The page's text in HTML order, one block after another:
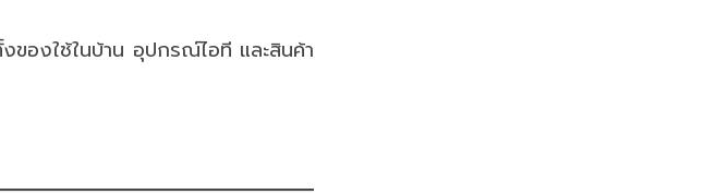
ของใช้ในบ้าน อุปกรณ์ไอที และสินค้า